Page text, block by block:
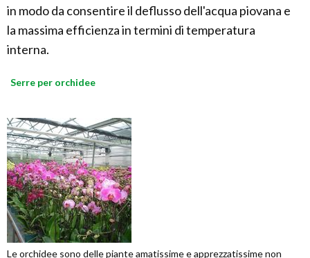
in modo da consentire il deflusso dell'acqua piovana e
la massima efficienza in termini di temperatura
interna.
Serre per orchidee
Le orchidee sono delle piante amatissime e apprezzatissime non